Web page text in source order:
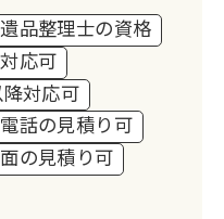
遺品整理士の資格
応可
対応可
電話の見積り可
の見積り可